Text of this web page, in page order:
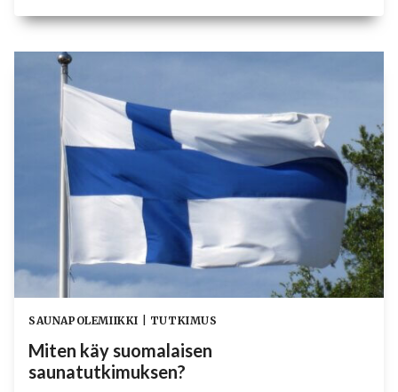
LÖYLYVALMIS
JA
HELPOSTI
SAUNAPOLEMIIKKI TUTKIMUS
Miten käy suomalaisen
saunatutkimuksen?